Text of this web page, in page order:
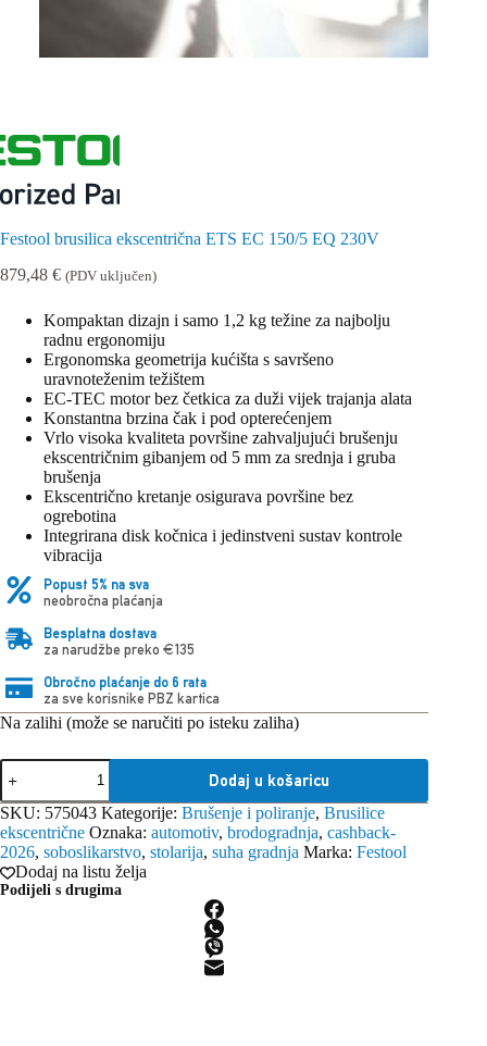
Festool brusilica ekscentrična ETS EC 150/5 EQ 230V
879,48 € (PDV uključen)
Kompaktan dizajn i samo 1,2 kg težine za najbolju
radnu ergonomiju
Ergonomska geometrija kućišta s savršeno
uravnoteženim težištem
EC-TEC motor bez četkica za duži vijek trajanja alata
Konstantna brzina čak i pod opterećenjem
Vrlo visoka kvaliteta površine zahvaljujući brušenju
ekscentričnim gibanjem od 5 mm za srednja i gruba
brušenja
Ekscentrično kretanje osigurava površine bez
ogrebotina
Integrirana disk kočnica i jedinstveni sustav kontrole
vibracija
Popust 5% na sva
neobročna plaćanja
Besplatna dostava
za narudžbe preko €135
Obročno plaćanje do 6 rata
za sve korisnike PBZ kartica
Na zalihi (može se naručiti po isteku zaliha)
Festool
brusilica
ekscentrična
ETS
EC
150/5
EQ
230V
Dodaj u košaricu
SKU: 575043 Kategorije: Brušenje i poliranje, Brusilice
ekscentrične Oznaka: automotiv, brodogradnja, cashback-
2026, soboslikarstvo, stolarija, suha gradnja Marka: Festool
Dodaj na listu želja
Podijeli s drugima